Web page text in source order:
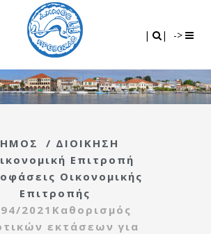
| | ->
/ ΔΙΟΙΚΗΣΗ
Επιτροπή
Οικονομικής
Επιτροπής
2021Καθορισμός
εκτάσεων για